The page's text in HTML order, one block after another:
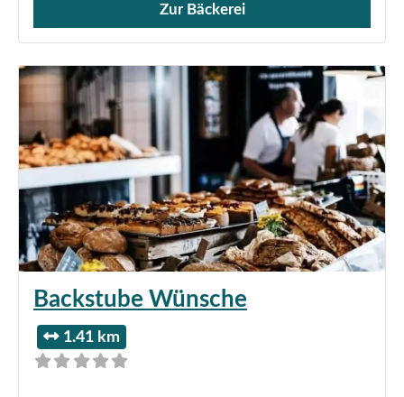
Verkauf von Brötchen,
Zur Bäckerei
Backstube Wünsche
1.41 km